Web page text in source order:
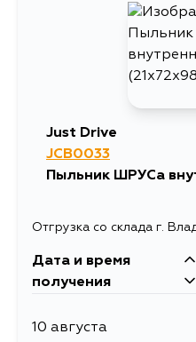
15 августа
Just Drive
JCB0033
Пыльник ШРУСа
Отгрузка со склада г.
Дата и время
получения
10 августа